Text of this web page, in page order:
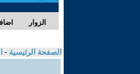
الزوار
الصفحة الرئيسية -